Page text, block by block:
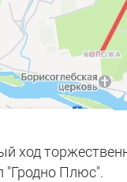
ход
"Гродно Плюс".